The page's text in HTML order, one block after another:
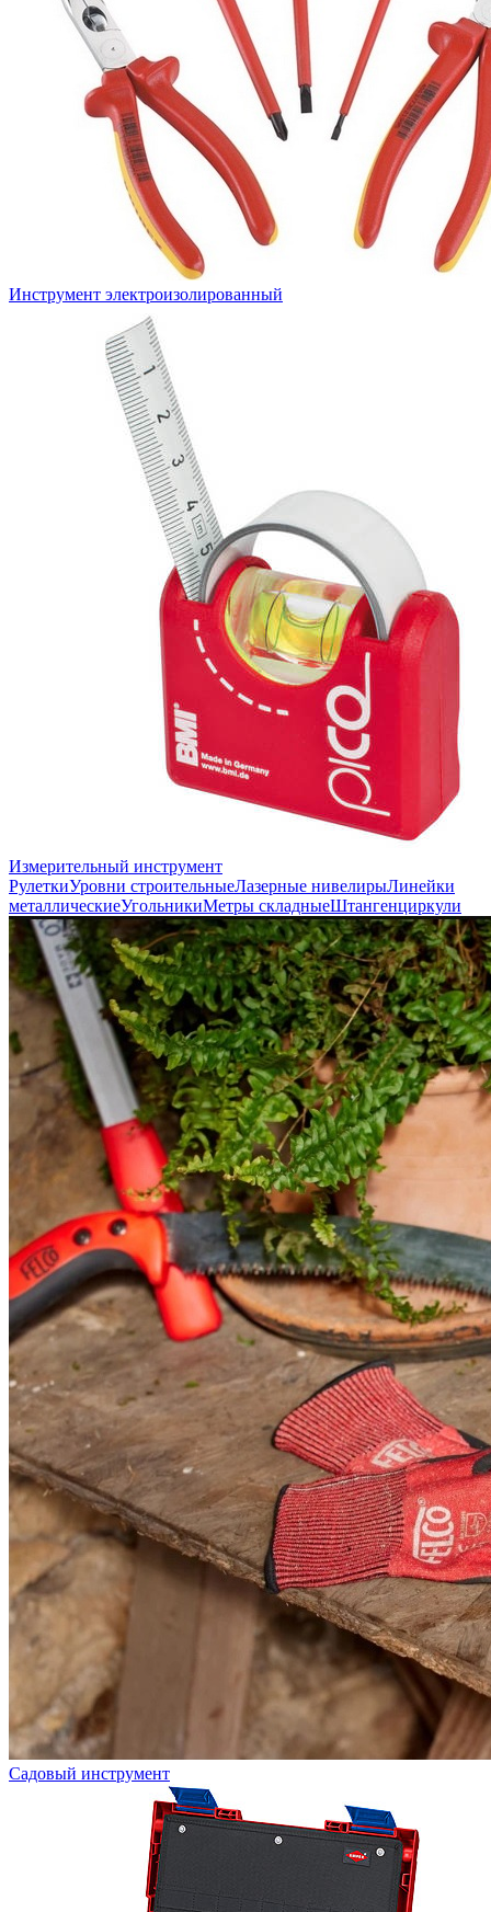
Инструмент электроизолированный
Измерительный инструмент
РулеткиУровни строительныеЛазерные нивелирыЛинейки
металлическиеУгольникиМетры складныеШтангенциркули
Садовый инструмент